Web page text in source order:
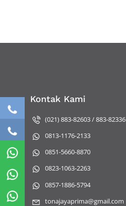
Kontak Kami
(021) 883-82603 / 883-82336
0813-1176-2133
0851-5660-8870
0823-1063-2263
0857-1886-5794
tonajayaprima@gmail.com